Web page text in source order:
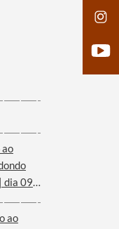
dia 09
ao